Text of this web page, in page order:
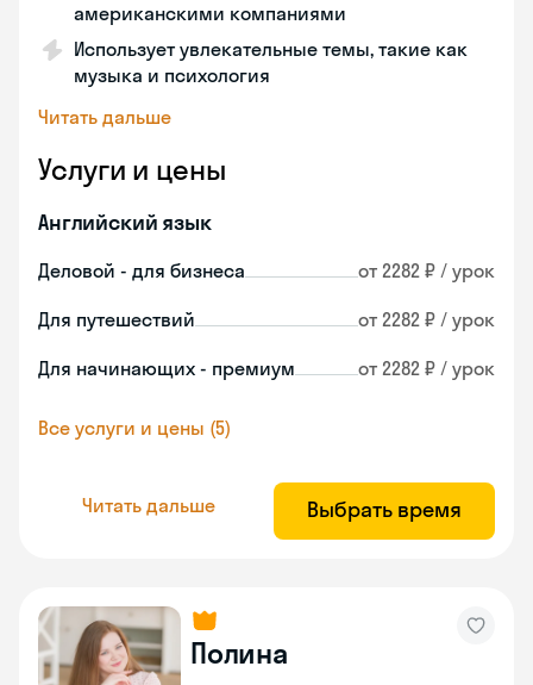
американскими компаниями
Использует увлекательные темы, такие как
музыка и психология
Читать дальше
Услуги и цены
Английский язык
Деловой - для бизнеса от 2282 ₽ / урок
Для путешествий от 2282 ₽ / урок
Для начинающих - премиум от 2282 ₽ / урок
Все услуги и цены (5)
Читать дальше Выбрать время
Полина